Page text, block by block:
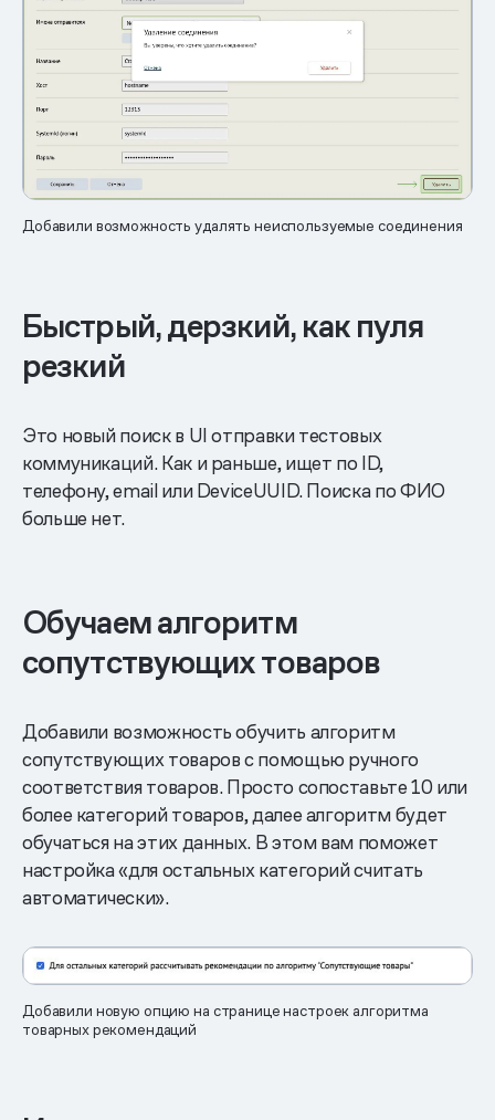
Добавили возможность удалять неиспользуемые соединения
Быстрый, дерзкий, как пуля
резкий
Это новый поиск в UI отправки тестовых
коммуникаций. Как и раньше, ищет по ID,
телефону, email или DeviceUUID. Поиска по ФИО
больше нет.
Обучаем алгоритм
сопутствующих товаров
Добавили возможность обучить алгоритм
сопутствующих товаров с помощью ручного
соответствия товаров. Просто сопоставьте 10 или
более категорий товаров, далее алгоритм будет
обучаться на этих данных. В этом вам поможет
настройка «для остальных категорий считать
автоматически».
Добавили новую опцию на странице настроек алгоритма
товарных рекомендаций